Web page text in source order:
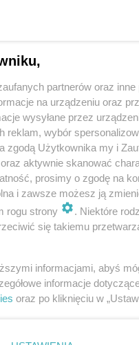
partnerów oraz
na urządzeniu oraz
wysyłane przez
reklam, wybór
zgodą Użytkownika my i
aktywnie skanować
prosimy o zgodę na
i zawsze możesz ją
rogu strony
. Niektóre
się takiemu
informacjami, abyś
informacje
oraz po kliknięciu w